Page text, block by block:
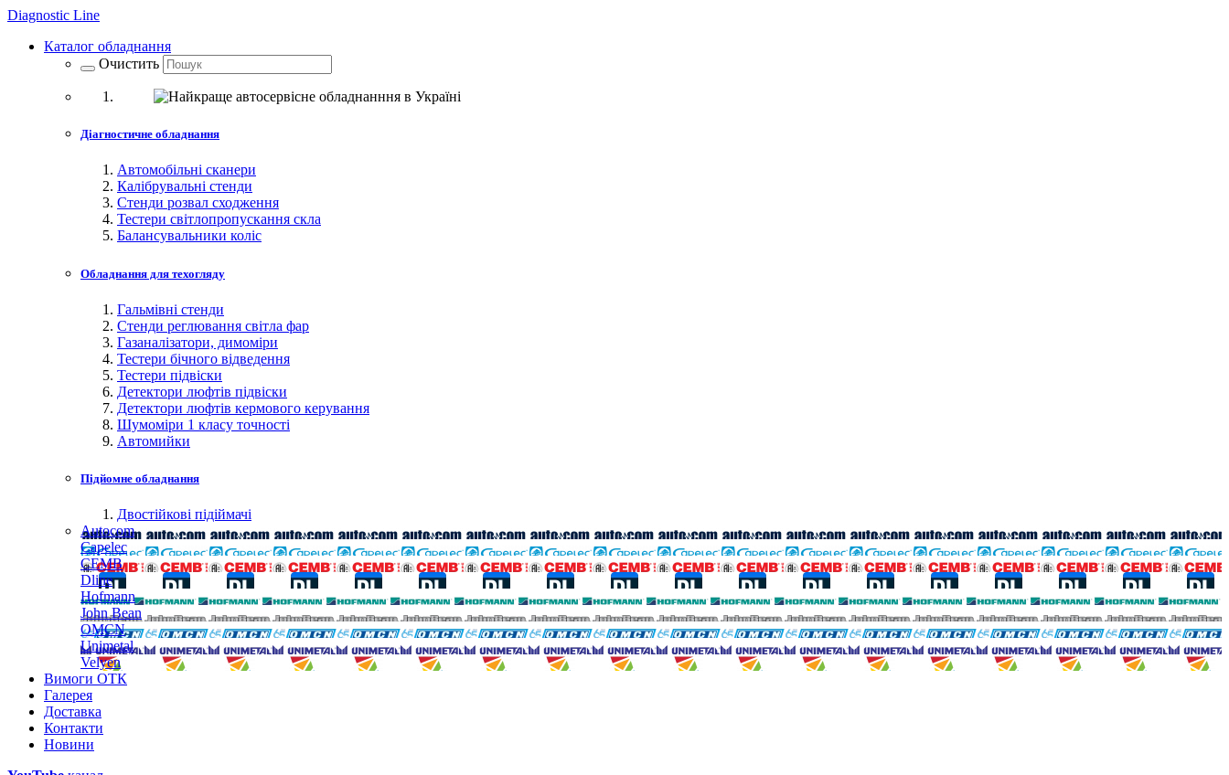
Diagnostic Line
Каталог обладнання
Очистить
Діагностичне обладнання
Автомобільні сканери
Калібрувальні стенди
Стенди розвал сходження
Тестери світлопропускання скла
Балансувальники коліс
Обладнання для техогляду
Гальмівні стенди
Стенди реглювання світла фар
Газаналізатори, димоміри
Тестери бічного відведення
Тестери підвіски
Детектори люфтів підвіски
Детектори люфтів кермового керування
Шумоміри 1 класу точності
Автомийки
Підйомне обладнання
Двостійкові підіймачі
Autocom
Capelec
CEMB
Dline
Hofmann
John Bean
OMCN
Unimetal
Velyen
Вимоги ОТК
Галерея
Доставка
Контакти
Новини